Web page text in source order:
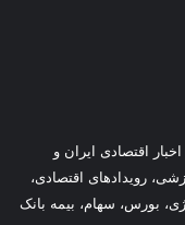
اقتصادی ایران و
رویدادهای اقتصادی،
بورس، سهام، بیمه بانک